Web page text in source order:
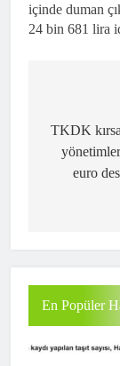
içinde duman
24 bin 681 lira
TKDK
euro
En Popüler